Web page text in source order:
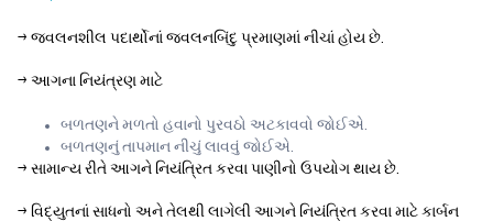
→ જ્વલનશીલ પદાર્થોનાં જ્વલનબિંદુ પ્રમાણમાં નીચાં હોય છે.
→ આગના નિયંત્રણ માટે
બળતણને મળતો હવાનો પુરવઠો અટકાવવો જોઈએ.
બળતણનું તાપમાન નીચું લાવવું જોઈએ.
→ સામાન્ય રીતે આગને નિયંત્રિત કરવા પાણીનો ઉપયોગ થાય છે.
→ વિદ્યુતનાં સાધનો અને તેલથી લાગેલી આગને નિયંત્રિત કરવા માટે કાર્બન